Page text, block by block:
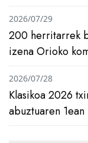
200 herritarrek
izena Orioko
2026/07/29
Klasikoa 2026
abuztuaren
2026/07/28